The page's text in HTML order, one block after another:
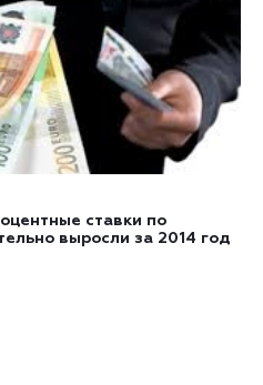
ставки по
выросли за 2014 год